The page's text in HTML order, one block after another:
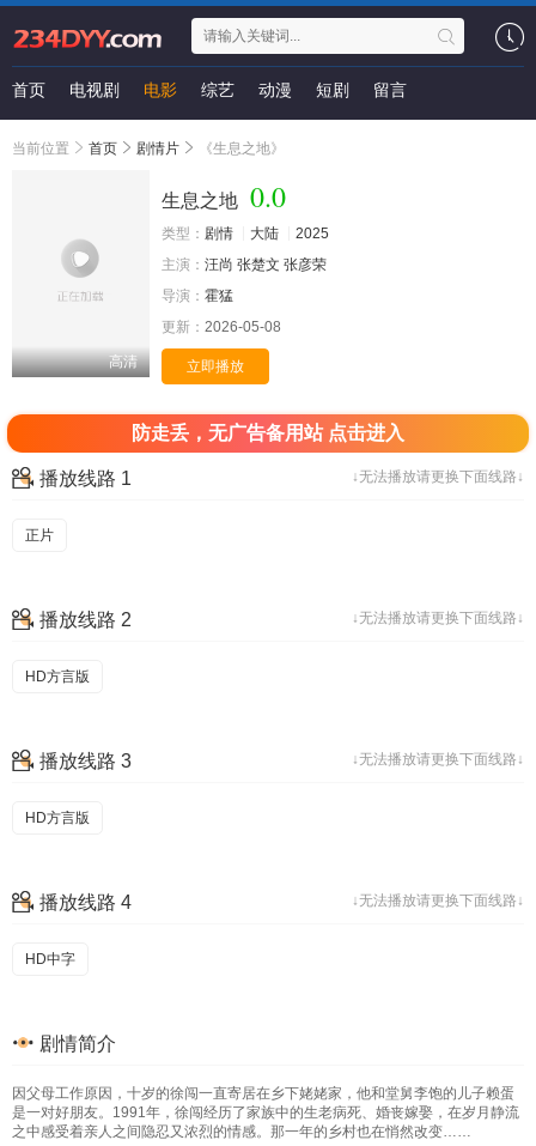
首页 电视剧 电影 综艺 动漫 短剧 留言
当前位置 首页 剧情片 《生息之地》
高清
生息之地 0.0
类型： 剧情 大陆
2025
主演： 汪尚 张楚文 张彦荣
导演： 霍猛
更新： 2026-05-08
立即播放
防走丢，无广告备用站 点击进入
↓无法播放请更换下面线路↓
播放线路 1
正片
↓无法播放请更换下面线路↓
播放线路 2
HD方言版
↓无法播放请更换下面线路↓
播放线路 3
HD方言版
↓无法播放请更换下面线路↓
播放线路 4
HD中字
剧情简介
因父母工作原因，十岁的徐闯一直寄居在乡下姥姥家，他和堂舅李饱的儿子赖蛋
是一对好朋友。1991年，徐闯经历了家族中的生老病死、婚丧嫁娶，在岁月静流
之中感受着亲人之间隐忍又浓烈的情感。那一年的乡村也在悄然改变……